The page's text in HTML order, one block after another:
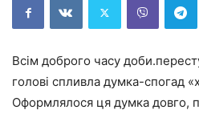
Всім доброго часу
голові спливла думка-спогад
Оформлялося ця думка довго,